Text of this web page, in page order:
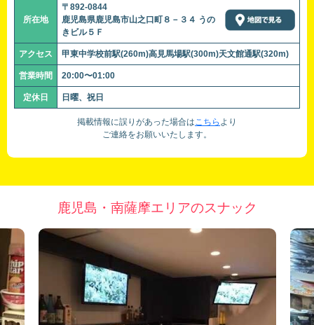
所在地
〒892-0844
鹿児島県鹿児島市山之口町８－３４ うの
きビル５Ｆ
アクセス 甲東中学校前駅(260m)高見馬場駅(300m)天文館通駅(320m)
営業時間 20:00〜01:00
定休日 日曜、祝日
掲載情報に誤りがあった場合はこちら より
ご連絡をお願いいたします。
鹿児島・南薩摩エリアのスナック